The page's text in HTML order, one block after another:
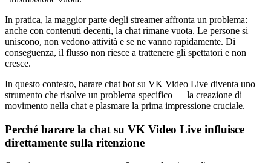
In pratica, la maggior parte degli streamer affronta un problema:
anche con contenuti decenti, la chat rimane vuota. Le persone si
uniscono, non vedono attività e se ne vanno rapidamente. Di
conseguenza, il flusso non riesce a trattenere gli spettatori e non
cresce.
In questo contesto, barare chat bot su VK Video Live diventa uno
strumento che risolve un problema specifico — la creazione di
movimento nella chat e plasmare la prima impressione cruciale.
Perché barare la chat su VK Video Live influisce
direttamente sulla ritenzione